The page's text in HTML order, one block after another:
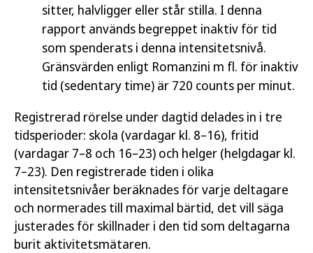
sitter, halvligger eller står stilla. I denna
rapport används begreppet inaktiv för tid
som spenderats i denna intensitetsnivå.
Gränsvärden enligt Romanzini m fl. för inaktiv
tid (sedentary time) är 720 counts per minut.
Registrerad rörelse under dagtid delades in i tre
tidsperioder: skola (vardagar kl. 8–16), fritid
(vardagar 7–8 och 16–23) och helger (helgdagar kl.
7–23). Den registrerade tiden i olika
intensitetsnivåer beräknades för varje deltagare
och normerades till maximal bärtid, det vill säga
justerades för skillnader i den tid som deltagarna
burit aktivitetsmätaren.